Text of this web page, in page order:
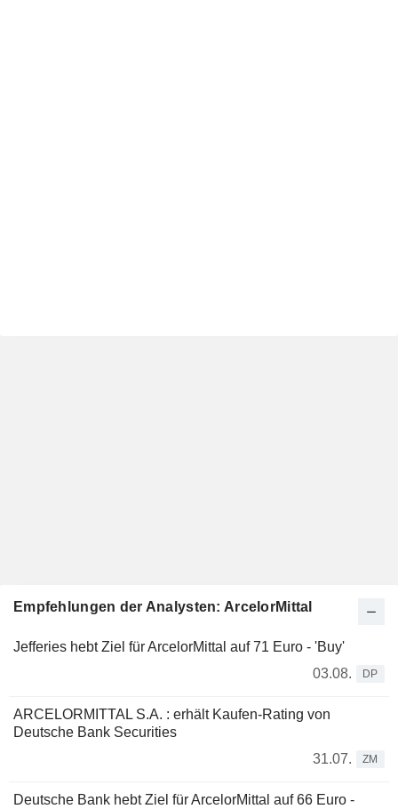
Empfehlungen der Analysten: ArcelorMittal
Jefferies hebt Ziel für ArcelorMittal auf 71 Euro - 'Buy'
03.08.
DP
ARCELORMITTAL S.A. : erhält Kaufen-Rating von
Deutsche Bank Securities
31.07.
ZM
Deutsche Bank hebt Ziel für ArcelorMittal auf 66 Euro -